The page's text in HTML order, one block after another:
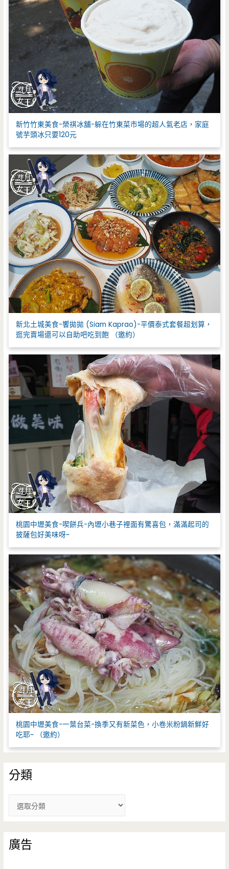
新竹竹東美食-榮祺冰舖-躲在竹東菜市場的超人氣老店，家庭
號芋頭冰只要120元
新北土城美食-饗拋拋 (Siam Kaprao)-平價泰式套餐超划算，
逛完賣場還可以自助吧吃到飽 （邀約）
桃園中壢美食-喫餅兵-內壢小巷子裡面有驚喜包，滿滿起司的
披薩包好美味呀~
桃園中壢美食-一葉台菜-換季又有新菜色，小卷米粉鍋新鮮好
吃耶~ （邀約）
分類
類
廣告